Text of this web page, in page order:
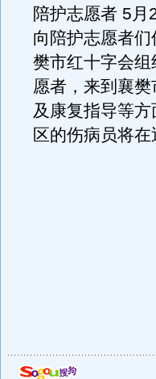
陪护志愿者 5月
向陪护志愿者
樊市红十字会
愿者，来到襄
及康复指导等
区的伤病员将